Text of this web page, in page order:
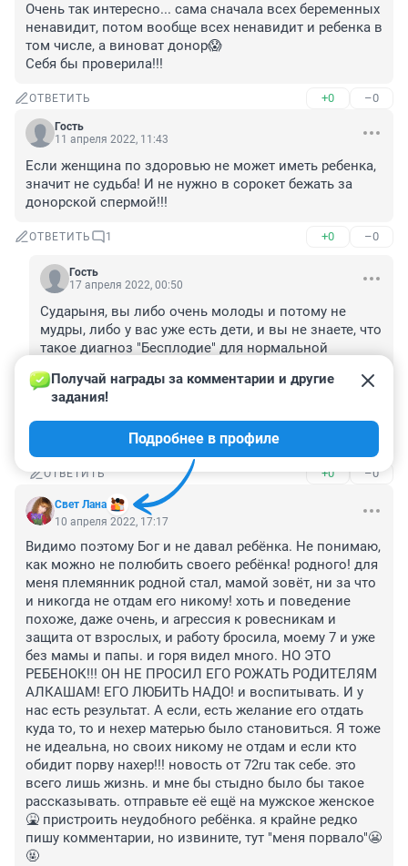
Очень так интересно... сама сначала всех беременных
ненавидит, потом вообще всех ненавидит и ребенка в
том числе, а виноват донор😱
Себя бы проверила!!!
ОТВЕТИТЬ +0 –0
Гость
11 апреля 2022, 11:43
Если женщина по здоровью не может иметь ребенка,
значит не судьба! И не нужно в сорокет бежать за
донорской спермой!!!
ОТВЕТИТЬ 1 +0 –0
Гость
17 апреля 2022, 00:50
Сударыня, вы либо очень молоды и потому не
мудры, либо у вас уже есть дети, и вы не знаете, что
такое диагноз "Бесплодие" для нормальной
И ещё. Донорская сперма - это не всегда значит
проблемы со здоровьем. Скорее всего, это значит,
что мужика хорошего и надежного рядом не
ОТВЕТИТЬ +0 –0
Свет Лана
Получай награды за комментарии и другие
задания!
Подробнее в профиле
10 апреля 2022, 17:17
Видимо поэтому Бог и не давал ребёнка. Не понимаю,
как можно не полюбить своего ребёнка! родного! для
меня племянник родной стал, мамой зовёт, ни за что
и никогда не отдам его никому! хоть и поведение
похоже, даже очень, и агрессия к ровесникам и
защита от взрослых, и работу бросила, моему 7 и уже
без мамы и папы. и горя видел много. НО ЭТО
РЕБЕНОК!!! ОН НЕ ПРОСИЛ ЕГО РОЖАТЬ РОДИТЕЛЯМ
АЛКАШАМ! ЕГО ЛЮБИТЬ НАДО! и воспитывать. И у
нас есть результат. А если, есть желание его отдать
куда то, то и нехер матерью было становиться. Я тоже
не идеальна, но своих никому не отдам и если кто
обидит порву нахер!!! новость от 72ru так себе. это
всего лишь жизнь. и мне бы стыдно было бы такое
рассказывать. отправьте её ещё на мужское женское
🤮 пристроить неудобного ребёнка. я крайне редко
пишу комментарии, но извините, тут "меня порвало"😬
🤬